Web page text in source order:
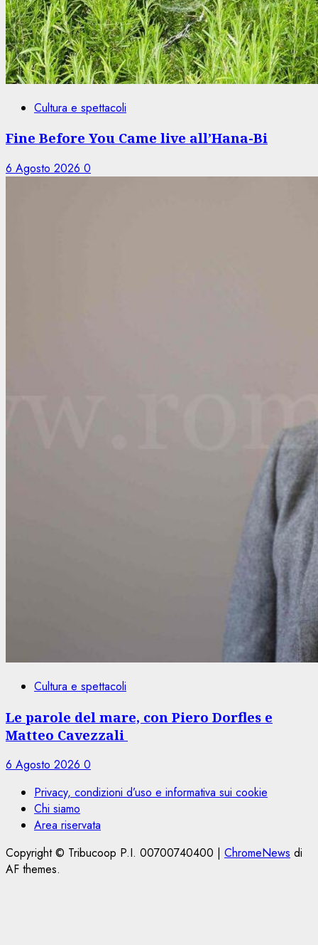
Cultura e spettacoli
Fine Before You Came live all’Hana-Bi
6 Agosto 2026 0
Cultura e spettacoli
Le parole del mare, con Piero Dorfles e
Matteo Cavezzali
6 Agosto 2026 0
Privacy, condizioni d’uso e informativa sui cookie
Chi siamo
Area riservata
Copyright © Tribucoop P.I. 00700740400 | ChromeNews di
AF themes.